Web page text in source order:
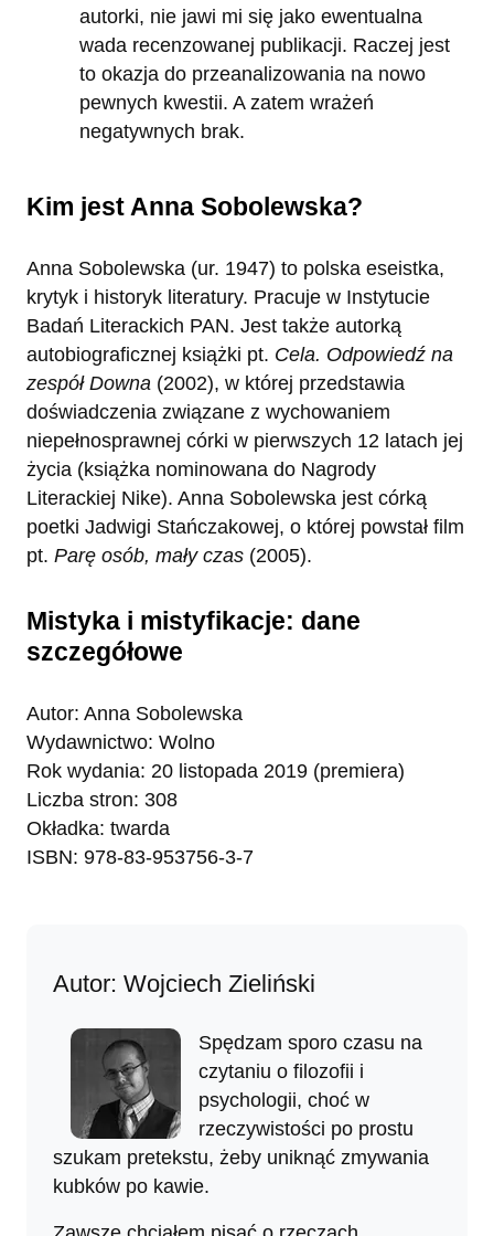
autorki, nie jawi mi się jako ewentualna
wada recenzowanej publikacji. Raczej jest
to okazja do przeanalizowania na nowo
pewnych kwestii. A zatem wrażeń
negatywnych brak.
Kim jest Anna Sobolewska?
Anna Sobolewska (ur. 1947) to polska eseistka,
krytyk i historyk literatury. Pracuje w Instytucie
Badań Literackich PAN. Jest także autorką
autobiograficznej książki pt. Cela. Odpowiedź na
zespół Downa (2002), w której przedstawia
doświadczenia związane z wychowaniem
niepełnosprawnej córki w pierwszych 12 latach jej
życia (książka nominowana do Nagrody
Literackiej Nike). Anna Sobolewska jest córką
poetki Jadwigi Stańczakowej, o której powstał film
pt. Parę osób, mały czas (2005).
Mistyka i mistyfikacje: dane
szczegółowe
Autor: Anna Sobolewska
Wydawnictwo: Wolno
Rok wydania: 20 listopada 2019 (premiera)
Liczba stron: 308
Okładka: twarda
ISBN: 978-83-953756-3-7
Autor: Wojciech Zieliński
Spędzam sporo czasu na
czytaniu o filozofii i
psychologii, choć w
rzeczywistości po prostu
szukam pretekstu, żeby uniknąć zmywania
kubków po kawie.